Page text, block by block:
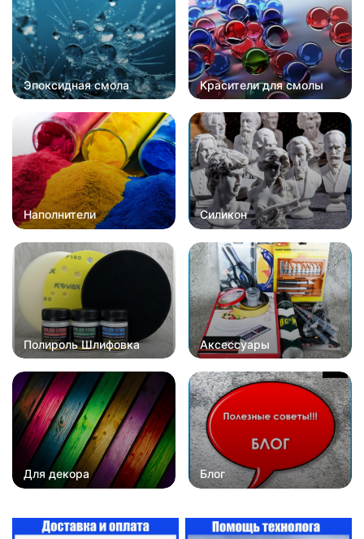
Эпоксидная смола Красители для смолы
Наполнители Силикон
Полироль Шлифовка Аксессуары
Для декора Блог